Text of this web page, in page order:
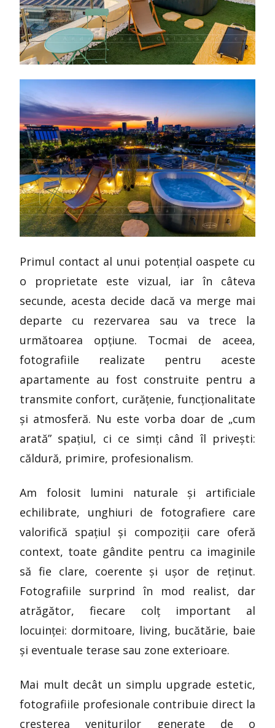
Primul contact al unui potențial oaspete cu
o proprietate este vizual, iar în câteva
secunde, acesta decide dacă va merge mai
departe cu rezervarea sau va trece la
următoarea opțiune. Tocmai de aceea,
fotografiile realizate pentru aceste
apartamente au fost construite pentru a
transmite confort, curățenie, funcționalitate
și atmosferă. Nu este vorba doar de „cum
arată” spațiul, ci ce simți când îl privești:
căldură, primire, profesionalism.
Am folosit lumini naturale și artificiale
echilibrate, unghiuri de fotografiere care
valorifică spațiul și compoziții care oferă
context, toate gândite pentru ca imaginile
să fie clare, coerente și ușor de reținut.
Fotografiile surprind în mod realist, dar
atrăgător, fiecare colț important al
locuinței: dormitoare, living, bucătărie, baie
și eventuale terase sau zone exterioare.
Mai mult decât un simplu upgrade estetic,
fotografiile profesionale contribuie direct la
creșterea veniturilor generate de o